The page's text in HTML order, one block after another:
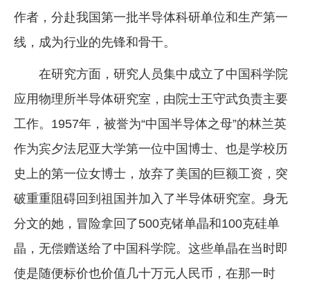
作者，分赴我国第一批半导体科研单位和生产第一
线，成为行业的先锋和骨干。
在研究方面，研究人员集中成立了中国科学院
应用物理所半导体研究室，由院士王守武负责主要
工作。1957年，被誉为“中国半导体之母”的林兰英
作为宾夕法尼亚大学第一位中国博士、也是学校历
史上的第一位女博士，放弃了美国的巨额工资，突
破重重阻碍回到祖国并加入了半导体研究室。身无
分文的她，冒险拿回了500克锗单晶和100克硅单
晶，无偿赠送给了中国科学院。这些单晶在当时即
使是随便标价也价值几十万元人民币，在那一时